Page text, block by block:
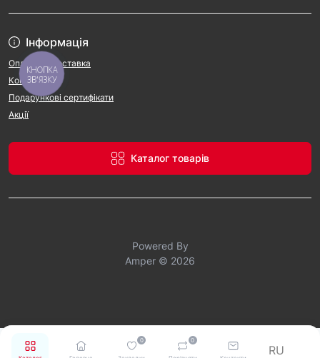
0 0
RU
Інформація
Оплата та доставка
Контакти
Подарункові сертифікати
Акції
Каталог товарів
Powered By
Amper © 2026
КНОПКА
ЗВ'ЯЗКУ